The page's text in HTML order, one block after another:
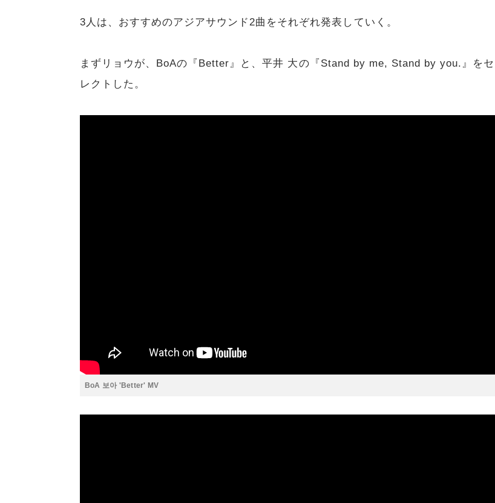
3人は、おすすめのアジアサウンド2曲をそれぞれ発表していく。
まずリョウが、BoAの『Better』と、平井 大の『Stand by me, Stand by you.』をセ
レクトした。
BoA 보아 'Better' MV